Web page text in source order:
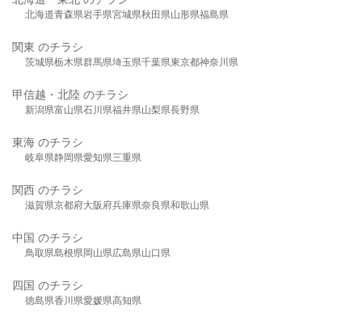
北海道青森県岩手県宮城県秋田県山形県福島県
関東 のチラシ
茨城県栃木県群馬県埼玉県千葉県東京都神奈川県
甲信越・北陸 のチラシ
新潟県富山県石川県福井県山梨県長野県
東海 のチラシ
岐阜県静岡県愛知県三重県
関西 のチラシ
滋賀県京都府大阪府兵庫県奈良県和歌山県
中国 のチラシ
鳥取県島根県岡山県広島県山口県
四国 のチラシ
徳島県香川県愛媛県高知県